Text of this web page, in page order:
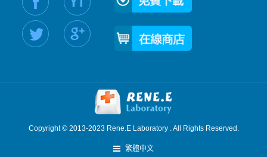
Copyright © 2013-2023 Rene.E Laboratory . All Rights Reserved.
繁體中文